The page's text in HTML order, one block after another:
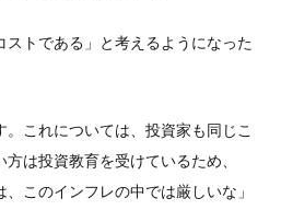
ストである」と考えるようになった
。これについては、投資家も同じこ
は投資教育を受けているため、
、このインフレの中では厳しいな」